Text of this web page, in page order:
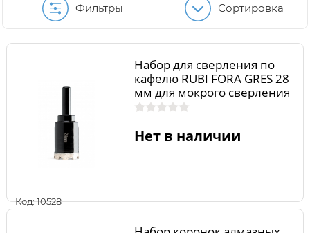
Фильтры Сортировка
Код: 10528
Набор для сверления по
кафелю RUBI FORA GRES 28
мм для мокрого сверления
04971
Нет в наличии